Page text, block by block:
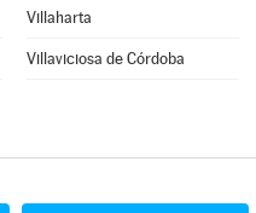
Villaharta
Villaviciosa de Córdoba